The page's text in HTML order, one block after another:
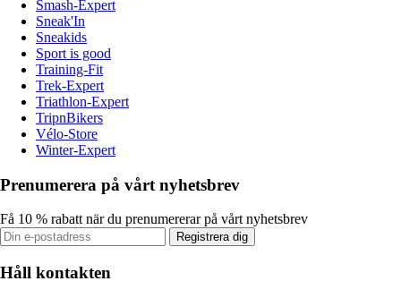
Smash-Expert
Sneak'In
Sneakids
Sport is good
Training-Fit
Trek-Expert
Triathlon-Expert
TripnBikers
Vélo-Store
Winter-Expert
Prenumerera på vårt nyhetsbrev
Få 10 % rabatt när du prenumererar på vårt nyhetsbrev
Registrera dig
Håll kontakten